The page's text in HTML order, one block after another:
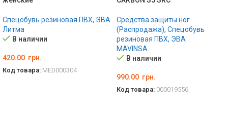
Спецобувь резиновая ПВХ, ЭВА
Литма
В наличии
420.00 грн.
Код товара: MED000304
Средства защиты ног
(Распродажа), Спецобувь
резиновая ПВХ, ЭВА
MAVINSA
В наличии
990.00 грн.
Код товара: 000019556